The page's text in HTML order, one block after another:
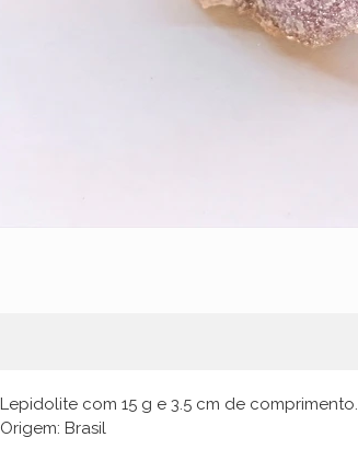
Lepidolite com 15 g e 3.5 cm de comprimento.
Origem: Brasil